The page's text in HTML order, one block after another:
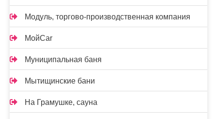
Модуль, торгово-производственная компания
МойCar
Муниципальная баня
Мытищинские бани
На Грамушке, сауна